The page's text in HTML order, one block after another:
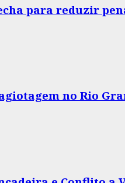
para reduzir
no Rio